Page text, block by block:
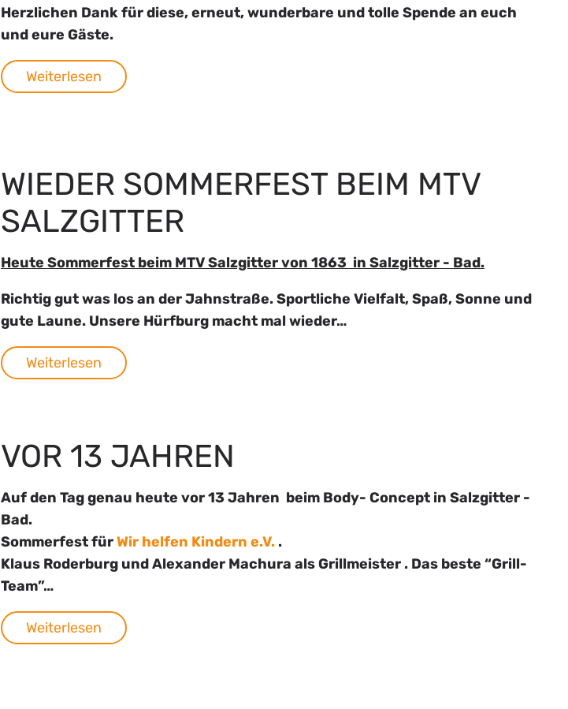
Herzlichen Dank für diese, erneut, wunderbare und tolle Spende an euch
und eure Gäste.
Weiterlesen
WIEDER SOMMERFEST BEIM MTV
SALZGITTER
Heute Sommerfest beim MTV Salzgitter von 1863 in Salzgitter - Bad.
Richtig gut was los an der Jahnstraße. Sportliche Vielfalt, Spaß, Sonne und
gute Laune. Unsere Hürfburg macht mal wieder…
Weiterlesen
VOR 13 JAHREN
Auf den Tag genau heute vor 13 Jahren beim Body- Concept in Salzgitter -
Bad.
Sommerfest fürWir helfen Kindern e.V. .
Klaus Roderburg und Alexander Machura als Grillmeister . Das beste “Grill-
Team”…
Weiterlesen